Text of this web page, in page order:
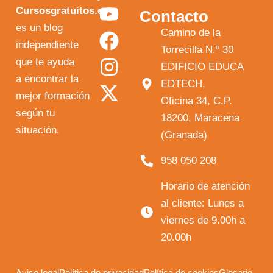
Cursosgratuitos.es
es un blog
independiente
que te ayuda
a encontrar la
mejor formación
según tu
situación.
Y
o
u
t
u
F
a
c
e
b
I
n
s
t
a
X
-
t
w
i
Contacto
Camino de la
Torrecilla N.º 30
EDIFICIO EDUCA
EDTECH,
Oficina 34, C.P.
18200, Maracena
(Granada)
958 050 208
Horario de atención
al cliente: Lunes a
viernes de 9.00h a
20.00h